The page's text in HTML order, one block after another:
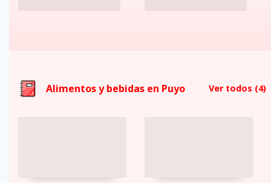
Alimentos y bebidas en Puyo Ver todos (4)